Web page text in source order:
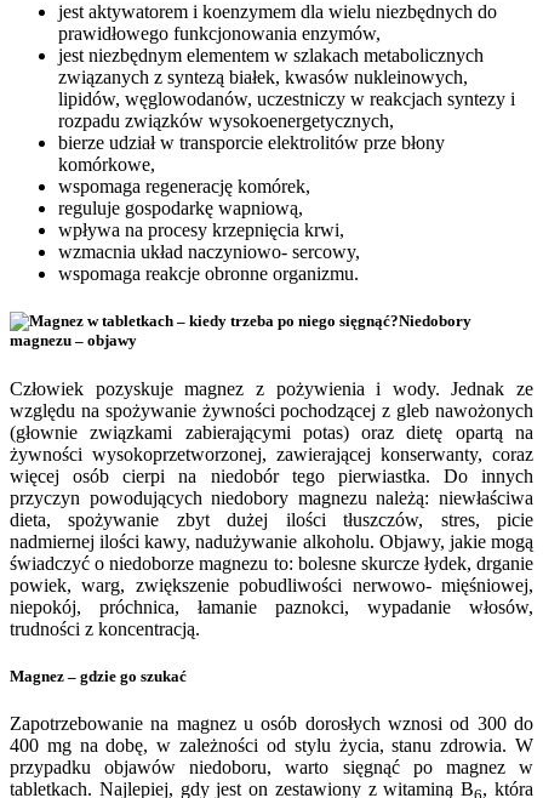
jest aktywatorem i koenzymem dla wielu niezbędnych do
prawidłowego funkcjonowania enzymów,
jest niezbędnym elementem w szlakach metabolicznych
związanych z syntezą białek, kwasów nukleinowych,
lipidów, węglowodanów, uczestniczy w reakcjach syntezy i
rozpadu związków wysokoenergetycznych,
bierze udział w transporcie elektrolitów prze błony
komórkowe,
wspomaga regenerację komórek,
reguluje gospodarkę wapniową,
wpływa na procesy krzepnięcia krwi,
wzmacnia układ naczyniowo- sercowy,
wspomaga reakcje obronne organizmu.
Niedobory
magnezu – objawy
Człowiek pozyskuje magnez z pożywienia i wody. Jednak ze
względu na spożywanie żywności pochodzącej z gleb nawożonych
(głownie związkami zabierającymi potas) oraz dietę opartą na
żywności wysokoprzetworzonej, zawierającej konserwanty, coraz
więcej osób cierpi na niedobór tego pierwiastka. Do innych
przyczyn powodujących niedobory magnezu należą: niewłaściwa
dieta, spożywanie zbyt dużej ilości tłuszczów, stres, picie
nadmiernej ilości kawy, nadużywanie alkoholu. Objawy, jakie mogą
świadczyć o niedoborze magnezu to: bolesne skurcze łydek, drganie
powiek, warg, zwiększenie pobudliwości nerwowo- mięśniowej,
niepokój, próchnica, łamanie paznokci, wypadanie włosów,
trudności z koncentracją.
Magnez – gdzie go szukać
Zapotrzebowanie na magnez u osób dorosłych wznosi od 300 do
400 mg na dobę, w zależności od stylu życia, stanu zdrowia. W
przypadku objawów niedoboru, warto sięgnąć po magnez w
tabletkach. Najlepiej, gdy jest on zestawiony z witaminą B , która